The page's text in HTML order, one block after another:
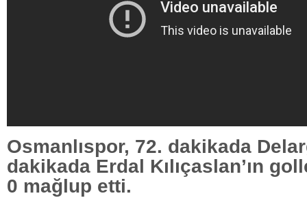
Osmanlıspor, 72. dakikada
dakikada Erdal Kılıçaslan’ın
0 mağlup etti.